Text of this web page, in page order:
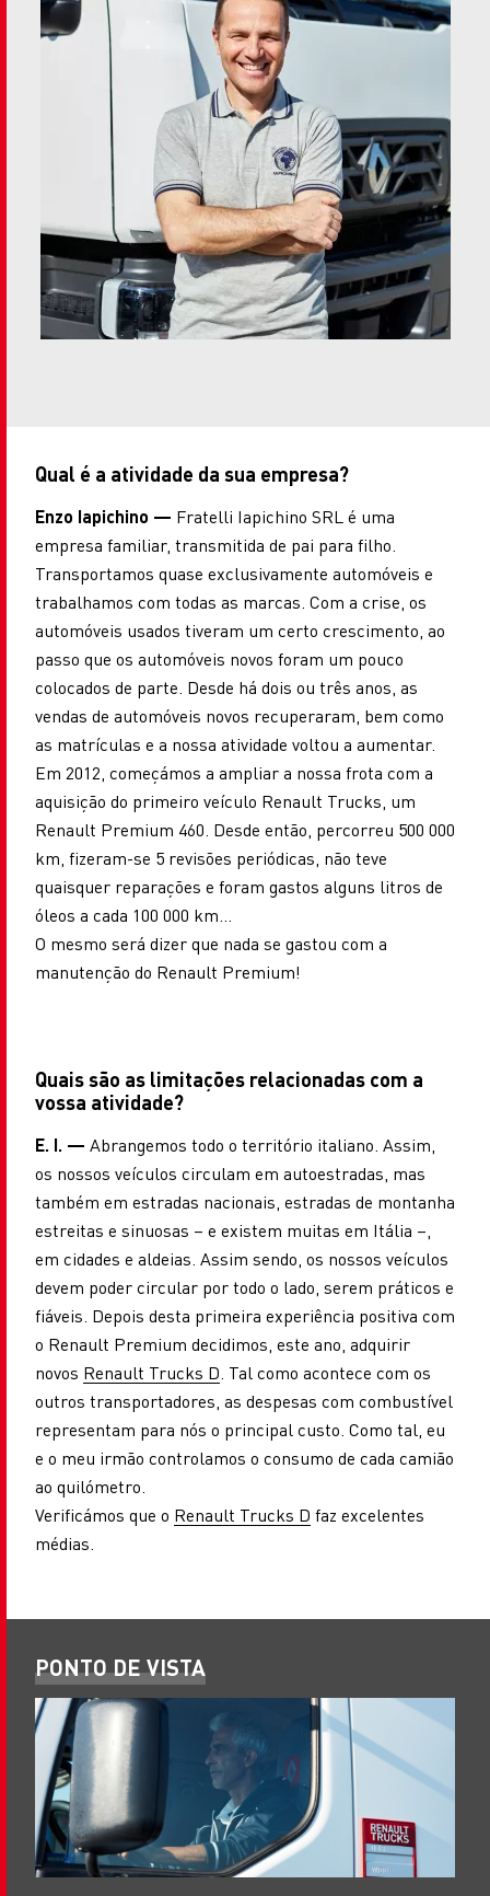
Qual é a atividade da sua empresa?
Enzo Iapichino — Fratelli Iapichino SRL é uma
empresa familiar, transmitida de pai para filho.
Transportamos quase exclusivamente automóveis e
trabalhamos com todas as marcas. Com a crise, os
automóveis usados tiveram um certo crescimento, ao
passo que os automóveis novos foram um pouco
colocados de parte. Desde há dois ou três anos, as
vendas de automóveis novos recuperaram, bem como
as matrículas e a nossa atividade voltou a aumentar.
Em 2012, começámos a ampliar a nossa frota com a
aquisição do primeiro veículo Renault Trucks, um
Renault Premium 460. Desde então, percorreu 500 000
km, fizeram-se 5 revisões periódicas, não teve
quaisquer reparações e foram gastos alguns litros de
óleos a cada 100 000 km…
O mesmo será dizer que nada se gastou com a
manutenção do Renault Premium!
Quais são as limitações relacionadas com a
vossa atividade?
E. I. — Abrangemos todo o território italiano. Assim,
os nossos veículos circulam em autoestradas, mas
também em estradas nacionais, estradas de montanha
estreitas e sinuosas – e existem muitas em Itália –,
em cidades e aldeias. Assim sendo, os nossos veículos
devem poder circular por todo o lado, serem práticos e
fiáveis. Depois desta primeira experiência positiva com
o Renault Premium decidimos, este ano, adquirir
novos Renault Trucks D . Tal como acontece com os
outros transportadores, as despesas com combustível
representam para nós o principal custo. Como tal, eu
e o meu irmão controlamos o consumo de cada camião
ao quilómetro.
Verificámos que o Renault Trucks D faz excelentes
médias.
PONTO DE VISTA